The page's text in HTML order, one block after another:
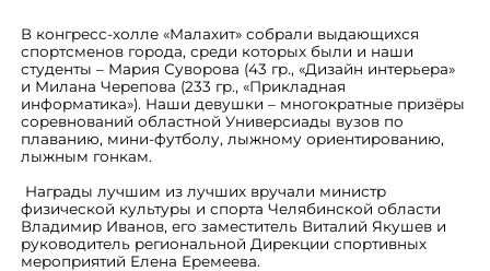
В конгресс-холле «Малахит» собрали выдающихся
спортсменов города, среди которых были и наши
студенты – Мария Суворова (43 гр., «Дизайн интерьера»
и Милана Черепова (233 гр., «Прикладная
информатика»). Наши девушки – многократные призёры
соревнований областной Универсиады вузов по
плаванию, мини-футболу, лыжному ориентированию,
лыжным гонкам.
Награды лучшим из лучших вручали министр
физической культуры и спорта Челябинской области
Владимир Иванов, его заместитель Виталий Якушев и
руководитель региональной Дирекции спортивных
мероприятий Елена Еремеева.